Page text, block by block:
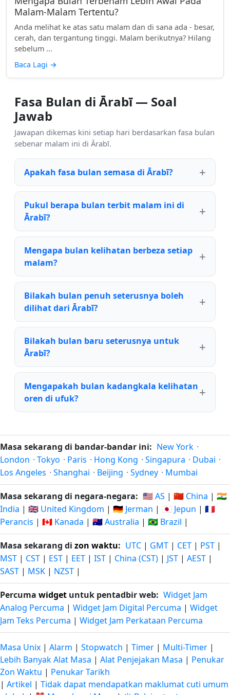
Malam-Malam Tertentu?
Anda melihat ke atas satu malam dan di sana ada - besar,
cerah, dan tergantung tinggi. Malam berikutnya? Hilang
sebelum ...
Baca Lagi →
Fasa Bulan di Ārabī — Soal
Jawab
Jawapan dikemas kini setiap hari berdasarkan fasa bulan
sebenar malam ini di Ārabī.
Apakah fasa bulan semasa di Ārabī?
Pukul berapa bulan terbit malam ini di
Ārabī?
Mengapa bulan kelihatan berbeza setiap
malam?
Bilakah bulan penuh seterusnya boleh
dilihat dari Ārabī?
Bilakah bulan baru seterusnya untuk
Ārabī?
Mengapakah bulan kadangkala kelihatan
oren di ufuk?
Masa sekarang di bandar-bandar ini: New York ·
London · Tokyo · Paris · Hong Kong · Singapura · Dubai ·
Los Angeles · Shanghai · Beijing · Sydney · Mumbai
Masa sekarang di negara-negara: 🇺🇸 AS | 🇨🇳 China | 🇮🇳
India | 🇬🇧 United Kingdom | 🇩🇪 Jerman | 🇯🇵 Jepun | 🇫🇷
Perancis | 🇨🇦 Kanada | 🇦🇺 Australia | 🇧🇷 Brazil |
Masa sekarang di zon waktu: UTC | GMT | CET | PST |
MST | CST | EST | EET | IST | China (CST) | JST | AEST |
SAST | MSK | NZST |
Percuma widget untuk pentadbir web: Widget Jam
Analog Percuma | Widget Jam Digital Percuma | Widget
Jam Teks Percuma | Widget Jam Perkataan Percuma
Masa Unix | Alarm | Stopwatch | Timer | Multi-Timer |
Lebih Banyak Alat Masa | Alat Penjejakan Masa | Penukar
Zon Waktu | Penukar Tarikh
| Artikel | Tidak dapat mendapatkan maklumat cuti umum